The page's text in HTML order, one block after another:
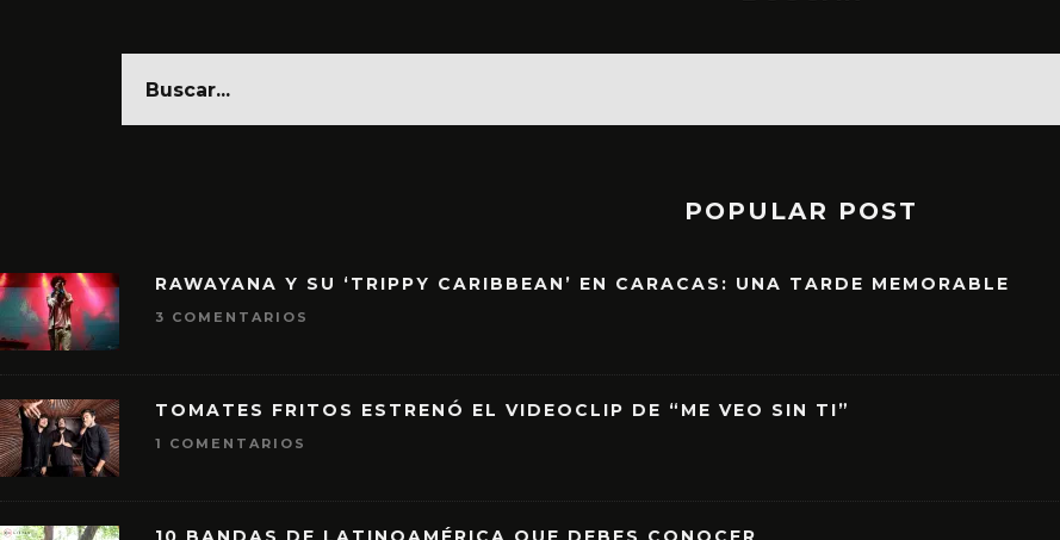
POPULAR POST
RAWAYANA Y SU ‘TRIPPY CARIBBEAN’ EN CARACAS: UNA TARDE MEMORABLE
3 COMENTARIOS
TOMATES FRITOS ESTRENÓ EL VIDEOCLIP DE “ME VEO SIN TI”
1 COMENTARIOS